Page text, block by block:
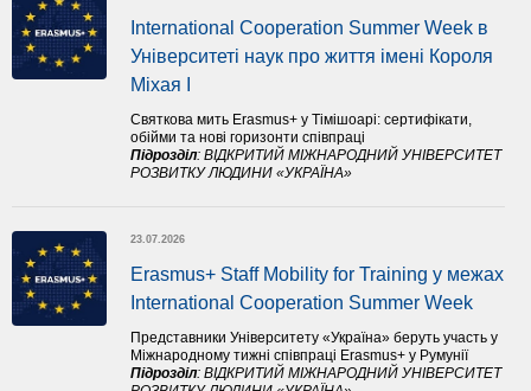
International Cooperation Summer Week в
Університеті наук про життя імені Короля
Міхая І
Святкова мить Erasmus+ у Тімішоарі: сертифікати,
обійми та нові горизонти співпраці
Підрозділ: ВІДКРИТИЙ МІЖНАРОДНИЙ УНІВЕРСИТЕТ
РОЗВИТКУ ЛЮДИНИ «УКРАЇНА»
23.07.2026
Erasmus+ Staff Mobility for Training у межах
International Cooperation Summer Week
Представники Університету «Україна» беруть участь у
Міжнародному тижні співпраці Erasmus+ у Румунії
Підрозділ: ВІДКРИТИЙ МІЖНАРОДНИЙ УНІВЕРСИТЕТ